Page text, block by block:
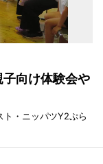
向け体験会や
ト・ニッパツY2ぷら